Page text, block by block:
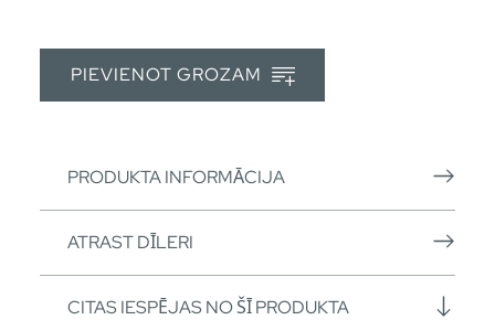
PIEVIENOT GROZAM
PRODUKTA INFORMĀCIJA
ATRAST DĪLERI
CITAS IESPĒJAS NO ŠĪ PRODUKTA